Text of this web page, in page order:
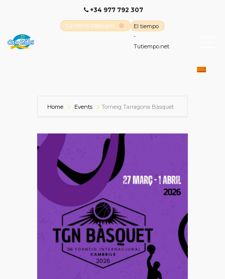
+34 977 792 307
Cambrils Webcam
El tiempo
-
Tutiempo.net
Home Events Torneig Tarragona Bàsquet